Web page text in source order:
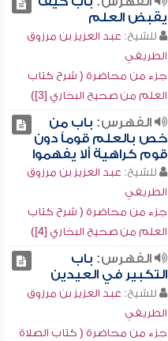
يقبض العلم
للشيخ: عبد العزيز بن مرزوق
الطريفي
جزء من محاضرة ( شرح كتاب
العلم من صحيح البخاري [3])
الفهرس: باب من
خص بالعلم قوماً دون
قوم كراهية ألا يفهموا
للشيخ: عبد العزيز بن مرزوق
الطريفي
جزء من محاضرة ( شرح كتاب
العلم من صحيح البخاري [4])
الفهرس: باب
التكبير في العيدين
للشيخ: عبد العزيز بن مرزوق
الطريفي
جزء من محاضرة ( كتاب الصلاة